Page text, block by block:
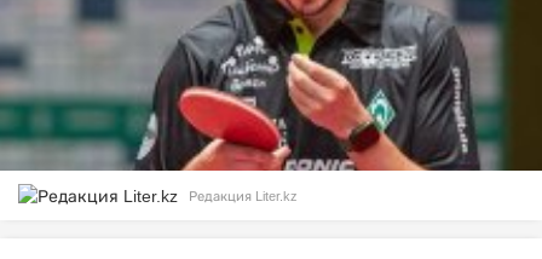
Редакция Liter.kz